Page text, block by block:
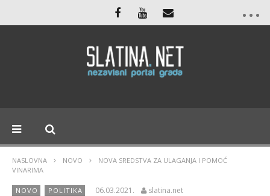
NASLOVNA NOVO
NOVA SREDSTVA ZA ULAGANJA I POMOĆ
VINARIMA
NOVO POLITIKA 06.03.2021. slatina.net